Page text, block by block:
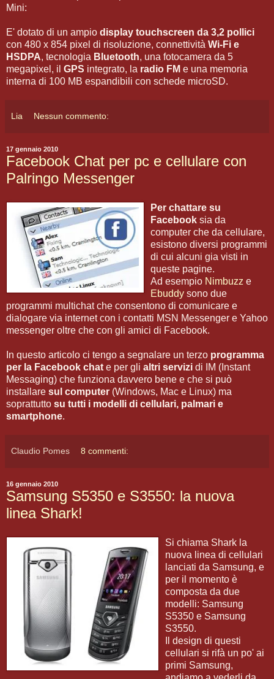
Mini:
E' dotato di un ampio display touchscreen da 3,2 pollici
con 480 x 854 pixel di risoluzione, connettività Wi-Fi e
HSDPA, tecnologia Bluetooth, una fotocamera da 5
megapixel, il GPS integrato, la radio FM e una memoria
interna di 100 MB espandibili con schede microSD.
Lia Nessun commento:
17 gennaio 2010
Facebook Chat per pc e cellulare con
Palringo Messenger
Per chattare su
Facebook sia da
computer che da cellulare,
esistono diversi programmi
di cui alcuni gia visti in
queste pagine.
Ad esempio Nimbuzz e
Ebuddy sono due
programmi multichat che consentono di comunicare e
dialogare via internet con i contatti MSN Messenger e Yahoo
messenger oltre che con gli amici di Facebook.
In questo articolo ci tengo a segnalare un terzo programma
per la Facebook chat e per gli altri servizi di IM (Instant
Messaging) che funziona davvero bene e che si può
installare sul computer (Windows, Mac e Linux) ma
soprattutto su tutti i modelli di cellulari, palmari e
smartphone.
Claudio Pomes 8 commenti:
16 gennaio 2010
Samsung S5350 e S3550: la nuova
linea Shark!
Si chiama Shark la
nuova linea di cellulari
lanciati da Samsung, e
per il momento è
composta da due
modelli: Samsung
S5350 e Samsung
S3550.
Il design di questi
cellulari si rifà un po' ai
primi Samsung,